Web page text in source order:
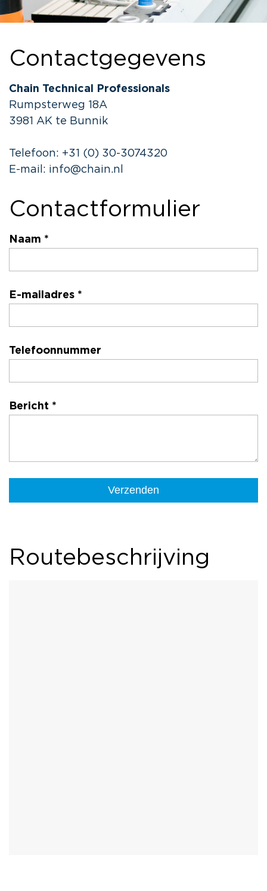
Contactgegevens
Chain Technical Professionals
Rumpsterweg 18A
3981 AK te Bunnik
Telefoon: +31 (0) 30-3074320
E-mail: info@chain.nl
Contactformulier
Naam *
E-mailadres *
Telefoonnummer
Bericht *
Routebeschrijving